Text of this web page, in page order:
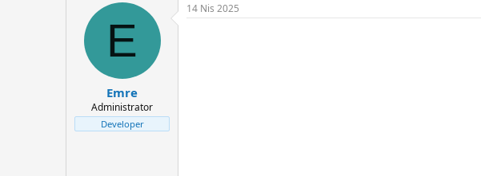
l
a
n
ı
ç
t
a
E
Emre
Administrator
Developer
14 Nis 2025